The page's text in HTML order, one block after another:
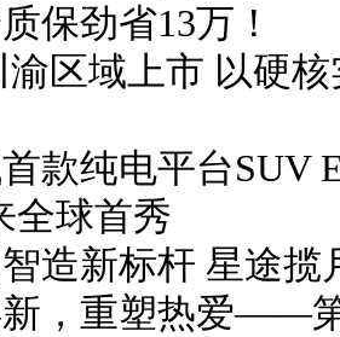
保劲省13万！
区域上市 以硬
款纯电平台SUV
全球首秀
造新标杆 星途揽
，重塑热爱——